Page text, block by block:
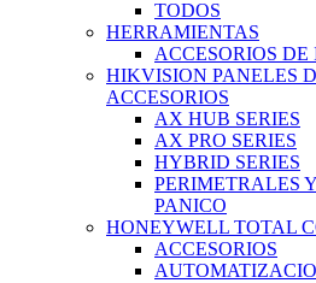
TODOS
HERRAMIENTAS
ACCESORIOS
HIKVISION PANELES
ACCESORIOS
AX HUB SERIES
AX PRO SERIES
HYBRID SERIES
PERIMETRALES
PANICO
HONEYWELL TOTAL
ACCESORIOS